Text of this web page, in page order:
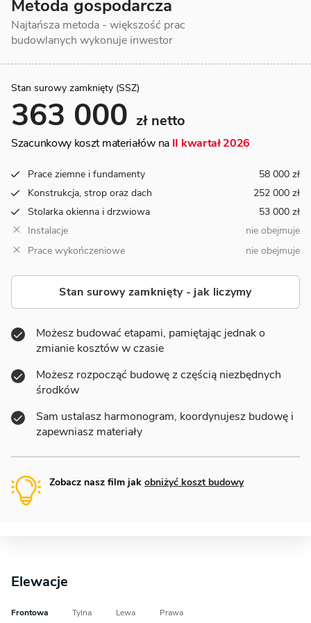
Metoda gospodarcza
Najtańsza metoda - większość prac
budowlanych wykonuje inwestor
Stan surowy zamknięty (SSZ)
363 000 zł netto
Szacunkowy koszt materiałów na II kwartał 2026
Prace ziemne i fundamenty
58 000 zł
Konstrukcja, strop oraz dach
252 000 zł
Stolarka okienna i drzwiowa
53 000 zł
Instalacje
nie obejmuje
Prace wykończeniowe
nie obejmuje
Stan surowy zamknięty - jak liczymy
Możesz budować etapami, pamiętając jednak o
zmianie kosztów w czasie
Możesz rozpocząć budowę z częścią niezbędnych
środków
Sam ustalasz harmonogram, koordynujesz budowę i
zapewniasz materiały
Zobacz nasz film jak obniżyć koszt budowy
Elewacje
Frontowa Tylna Lewa Prawa